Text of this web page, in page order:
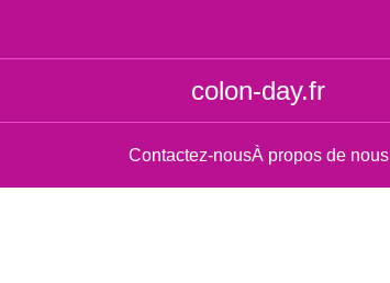
colon-day.fr
Contactez-nousÀ propos de nous